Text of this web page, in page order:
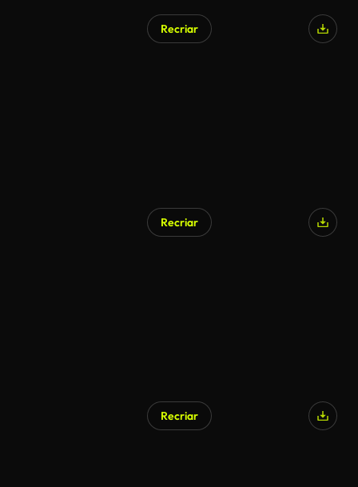
Recriar
Recriar
Recriar